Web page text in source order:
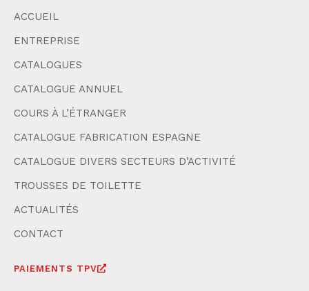
ACCUEIL
ENTREPRISE
CATALOGUES
CATALOGUE ANNUEL
COURS À L’ÉTRANGER
CATALOGUE FABRICATION ESPAGNE
CATALOGUE DIVERS SECTEURS D’ACTIVITÉ
TROUSSES DE TOILETTE
ACTUALITÉS
CONTACT
PAIEMENTS TPV